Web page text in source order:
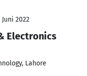
2022
Electronics
Lahore